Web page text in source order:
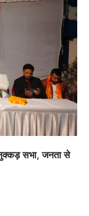
नुक्कड़ सभा, जनता से